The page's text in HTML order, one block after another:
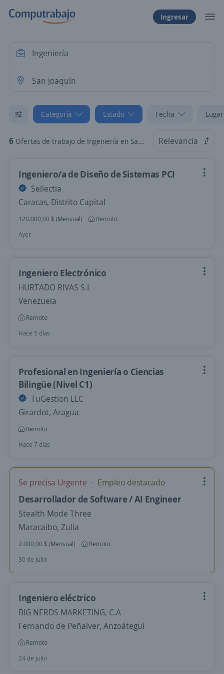
Ingresar
Categoría Estado Fecha
6 Ofertas de trabajo de Ingeniería en San Joaquín, Carabobo Relevancia
Ingeniero/a de Diseño de Sistemas PCI
Sellectia
Caracas, Distrito Capital
120.000,00 $ (Mensual)
Remoto
Ayer
Ingeniero Electrónico
HURTADO RIVAS S.L
Venezuela
Remoto
Hace 5 días
Profesional en Ingeniería o Ciencias
Bilingüe (Nivel C1)
TuGestion LLC
Girardot, Aragua
Remoto
Hace 7 días
Se precisa Urgente Empleo destacado
Desarrollador de Software / AI Engineer
Stealth Mode Three
Maracaibo, Zulia
2.000,00 $ (Mensual)
Remoto
30 de julio
Ingeniero eléctrico
BIG NERDS MARKETING, C.A
Fernando de Peñalver, Anzoátegui
Remoto
24 de julio